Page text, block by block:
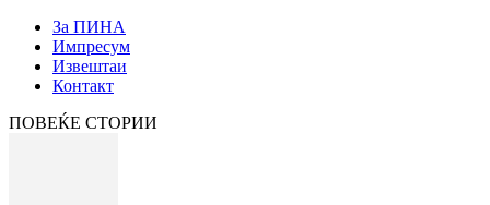
За ПИНА
Импресум
Извештаи
Контакт
ПОВЕЌЕ СТОРИИ